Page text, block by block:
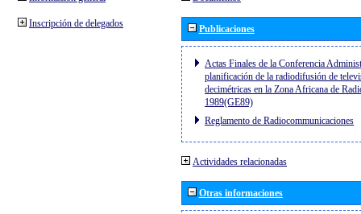
Inscripción de delegados Publicaciones
Actas Finales de la Conferencia
planificación de la radiodifusión de
decimétricas en la Zona Africana de
1989(GE89)
Reglamento de Radiocommunicaciones
Actividades relacionadas
Otras informaciones